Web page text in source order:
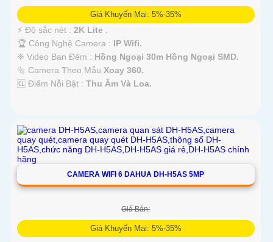
Giá Khuyến Mại: 5%-35%
️⚡ Độ sắc nét : 2K Lite .
🏆 Công Nghệ Camera : IP Wifi.
❈ Video Ban Đêm : Hồng Ngoại 30m Hồng Ngoại SMD.
🔩 Camera Theo Mẫu Xoay 360.
️🆑 Điểm Nỗi Bật : Thu Âm Và Loa.
CAMERA WIFI 6 DAHUA DH-H5AS 5MP
Giá Bán:
Giá Khuyến Mại: 5%-35%